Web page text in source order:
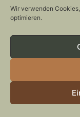
Wir verwenden
optimieren.
Mein
2014. Im
Leben und
Blog
lebe ich